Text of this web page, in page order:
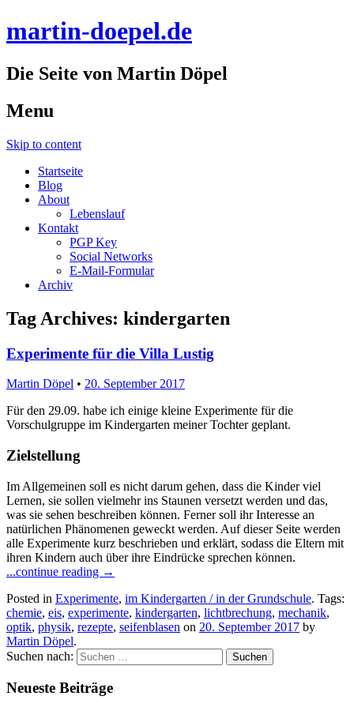
martin-doepel.de
Die Seite von Martin Döpel
Menu
Skip to content
Startseite
Blog
About
Lebenslauf
Kontakt
PGP Key
Social Networks
E-Mail-Formular
Archiv
Tag Archives: kindergarten
Experimente für die Villa Lustig
Martin Döpel • 20. September 2017
Für den 29.09. habe ich einige kleine Experimente für die
Vorschulgruppe im Kindergarten meiner Tochter geplant.
Zielstellung
Im Allgemeinen soll es nicht darum gehen, dass die Kinder viel
Lernen, sie sollen vielmehr ins Staunen versetzt werden und das,
was sie sehen beschreiben können. Ferner soll ihr Interesse an
natürlichen Phänomenen geweckt werden. Auf dieser Seite werden
alle Experimente kurz beschrieben und erklärt, sodass die Eltern mit
ihren Kindern auch über ihre Eindrücke sprechen können.
...continue reading →
Posted in Experimente, im Kindergarten / in der Grundschule. Tags:
chemie, eis, experimente, kindergarten, lichtbrechung, mechanik,
optik, physik, rezepte, seifenblasen on 20. September 2017 by
Martin Döpel.
Suchen nach:
Neueste Beiträge